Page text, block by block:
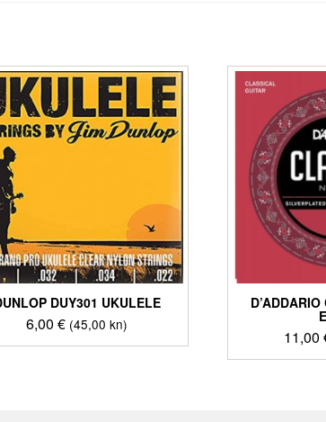
DUY301 UKULELE
6,00€ (45,00 kn)
11,00